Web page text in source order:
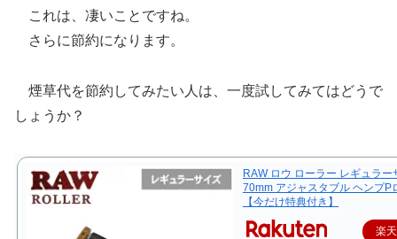
これは、凄いことですね。
さらに節約になります。
煙草代を節約してみたい人は、一度試してみてはどうで
しょうか？
RAW ロウ ローラー レギュラー
70mm アジャスタブル ヘンプP
【今だけ特典付き】
楽